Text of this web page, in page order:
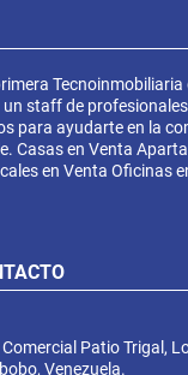
Tecnoinmobiliaria
staff de
para ayudarte en la
Casas en Venta
en Venta Oficinas
Patio Trigal,
Venezuela.